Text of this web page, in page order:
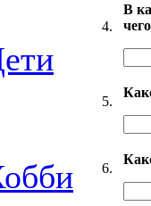
4.
В
5.
6.